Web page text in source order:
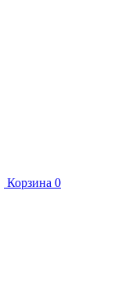
Корзина 0